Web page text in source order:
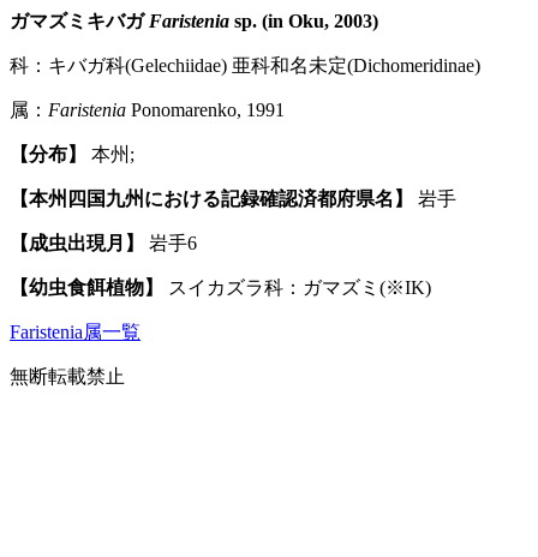
ガマズミキバガ Faristenia sp. (in Oku, 2003)
科：キバガ科(Gelechiidae) 亜科和名未定(Dichomeridinae)
属： Faristenia Ponomarenko, 1991
【分布】 本州;
【本州四国九州における記録確認済都府県名】 岩手
【成虫出現月】 岩手6
【幼虫食餌植物】 スイカズラ科：ガマズミ(※IK)
Faristenia属一覧
無断転載禁止